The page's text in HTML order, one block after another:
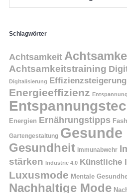
Schlagwörter
Achtsamkeit
Achtsamkeitstraining
Digitalisierung Effizienzsteigerung
Energieeffizienz Entspannung
Energien Ernährungstipps
Gartengestaltung
Gesundheit Immunabwehr
stärken Industrie 4.0 Künstliche
Luxusmode Mentale
Nachhaltige Mode